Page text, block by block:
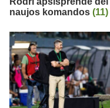
naujos komandos (11)